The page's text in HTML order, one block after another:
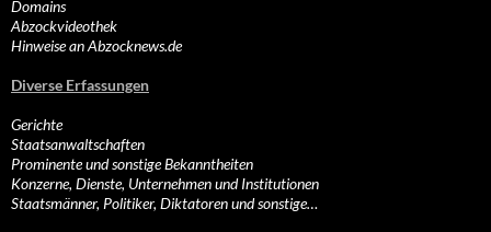
Domains
Abzockvideothek
Hinweise an Abzocknews.de
Diverse Erfassungen
Gerichte
Staatsanwaltschaften
Prominente und sonstige Bekanntheiten
Konzerne, Dienste, Unternehmen und Institutionen
Staatsmänner, Politiker, Diktatoren und sonstige…